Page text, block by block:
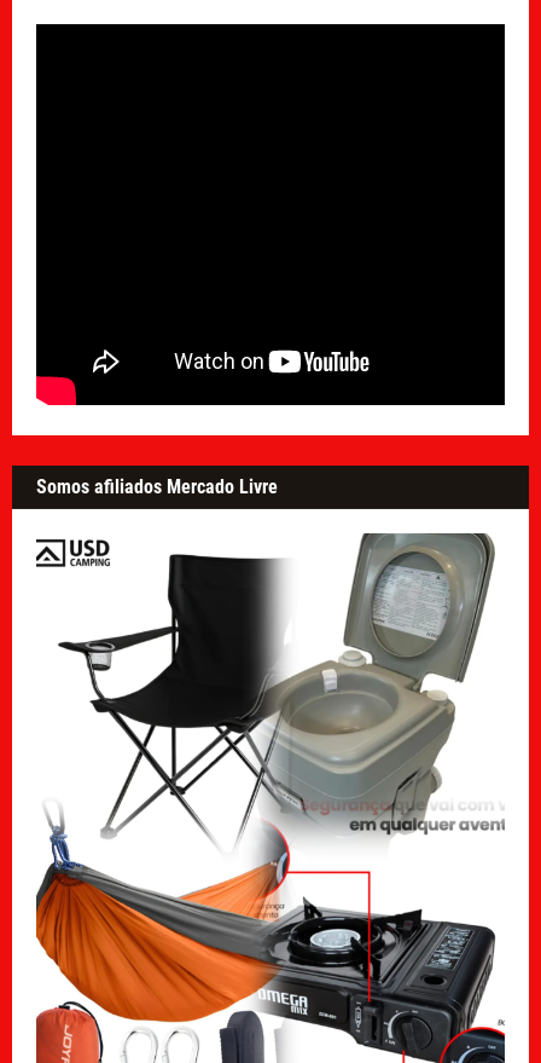
Somos afiliados Mercado Livre